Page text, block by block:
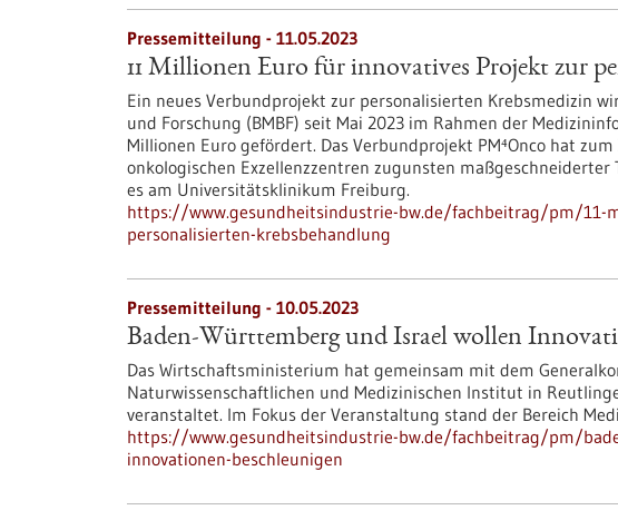
Pressemitteilung - 11.05.2023
11 Millionen Euro für innovatives Projekt zur
Ein neues Verbundprojekt zur personalisierten Krebsmedizin
und Forschung (BMBF) seit Mai 2023 im Rahmen der
Millionen Euro gefördert. Das Verbundprojekt PM⁴Onco hat
onkologischen Exzellenzzentren zugunsten
es am Universitätsklinikum Freiburg.
https://www.gesundheitsindustrie-bw.de/fachbeitrag/pm/11-
personalisierten-krebsbehandlung
Pressemitteilung - 10.05.2023
Baden-Württemberg und Israel wollen
Das Wirtschaftsministerium hat gemeinsam mit dem
Naturwissenschaftlichen und Medizinischen Institut in
veranstaltet. Im Fokus der Veranstaltung stand der Bereich
https://www.gesundheitsindustrie-bw.de/fachbeitrag/pm/
innovationen-beschleunigen